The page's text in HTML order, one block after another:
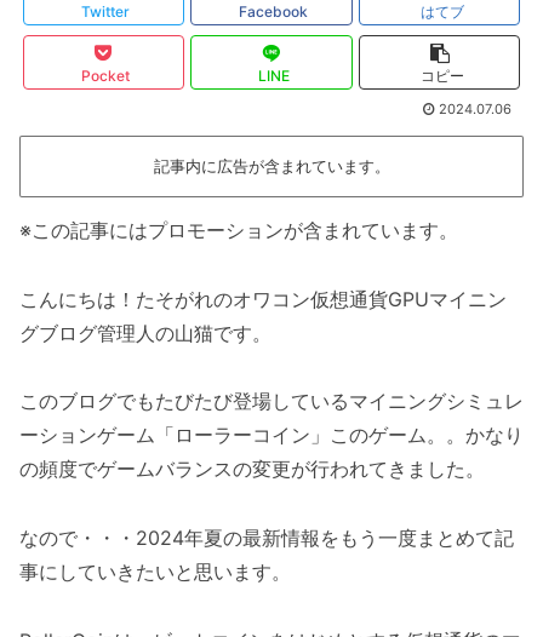
Twitter Facebook はてブ
Pocket LINE コピー
2024.07.06
記事内に広告が含まれています。
※この記事にはプロモーションが含まれています。
こんにちは！たそがれのオワコン仮想通貨GPUマイニン
グブログ管理人の山猫です。
このブログでもたびたび登場しているマイニングシミュレ
ーションゲーム「ローラーコイン」このゲーム。。かなり
の頻度でゲームバランスの変更が行われてきました。
なので・・・2024年夏の最新情報をもう一度まとめて記
事にしていきたいと思います。